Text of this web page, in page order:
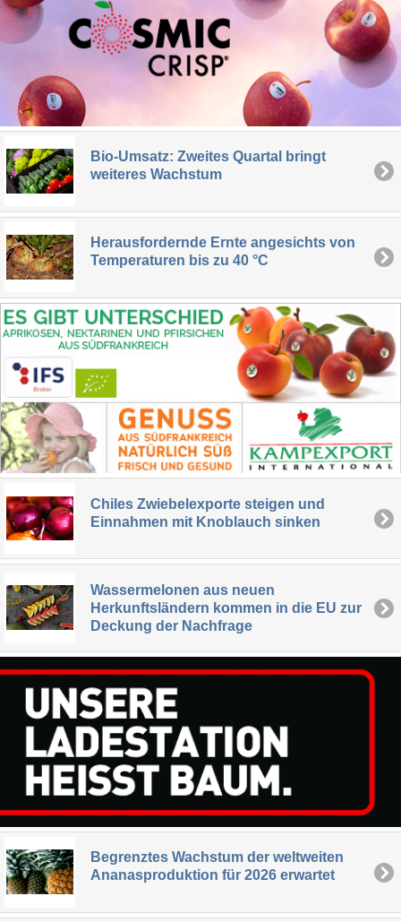
Bio-Umsatz: Zweites Quartal bringt
weiteres Wachstum
Herausfordernde Ernte angesichts von
Temperaturen bis zu 40 °C
Chiles Zwiebelexporte steigen und
Einnahmen mit Knoblauch sinken
Wassermelonen aus neuen
Herkunftsländern kommen in die EU zur
Deckung der Nachfrage
Begrenztes Wachstum der weltweiten
Ananasproduktion für 2026 erwartet